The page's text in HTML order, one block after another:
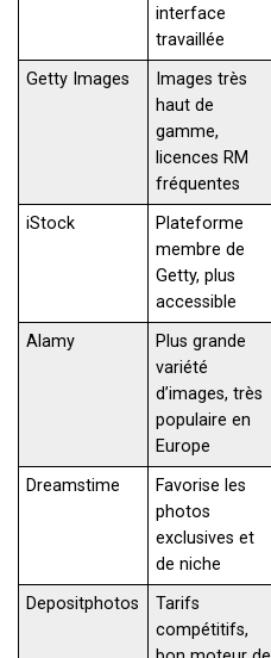
interface
travaillée
Getty Images
Images très
haut de
gamme,
licences RM
fréquentes
iStock
Plateforme
membre de
Getty, plus
accessible
Alamy
Plus grande
variété
d’images, très
populaire en
Europe
Dreamstime
Favorise les
photos
exclusives et
de niche
Depositphotos
Tarifs
compétitifs,